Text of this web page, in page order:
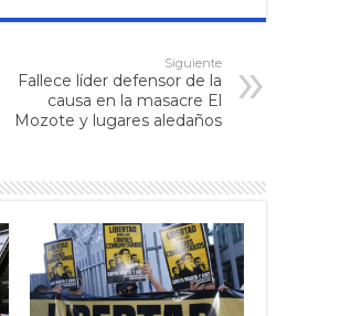
Siguiente
Fallece líder defensor de la
causa en la masacre El
Mozote y lugares aledaños